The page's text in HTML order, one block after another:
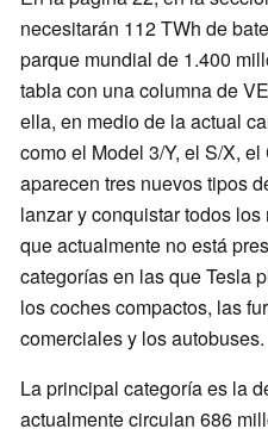
necesitarán 112 TWh de
parque mundial de 1.400
tabla con una columna de
ella, en medio de la actual
como el Model 3/Y, el S/X,
aparecen tres nuevos tipos
lanzar y conquistar todos
que actualmente no está
categorías en las que Tesla
los coches compactos, las
comerciales y los autobuses.
La principal categoría es la
actualmente circulan 686